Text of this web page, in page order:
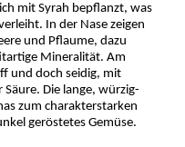
mit Syrah bepflanzt, was
In der Nase zeigen
und Pflaume, dazu
Mineralität. Am
und doch seidig, mit
Die lange, würzig-
zum charakterstarken
geröstetes Gemüse.